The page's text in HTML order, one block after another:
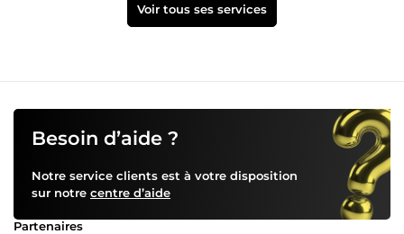
Voir tous ses services
Besoin d’aide ?
Notre service clients est à votre disposition
sur notre centre d’aide
Partenaires